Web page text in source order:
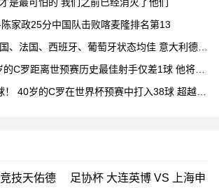
家政25分中国队击败喀麦隆排名第13
、法国、西班牙、葡萄牙状态均佳 意大利德国
C罗距离世预赛历史最佳射手仅差1球 他将在
！ 40岁的C罗在世界杯预赛中打入38球 超越梅
技天佑德
足协杯 大连英博 VS 上海申